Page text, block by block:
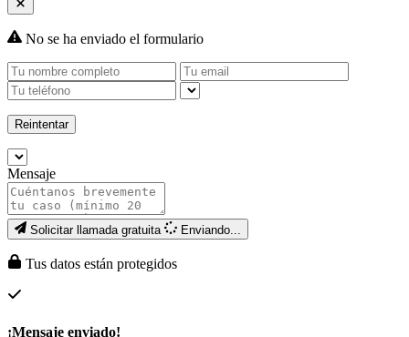
No se ha enviado el formulario
Reintentar
Mensaje
Solicitar llamada gratuita Enviando...
Tus datos están protegidos
¡Mensaje enviado!